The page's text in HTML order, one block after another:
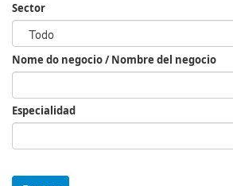
Sector
Todo
Sector
Nome do negocio / Nombre del negocio
Especialidad